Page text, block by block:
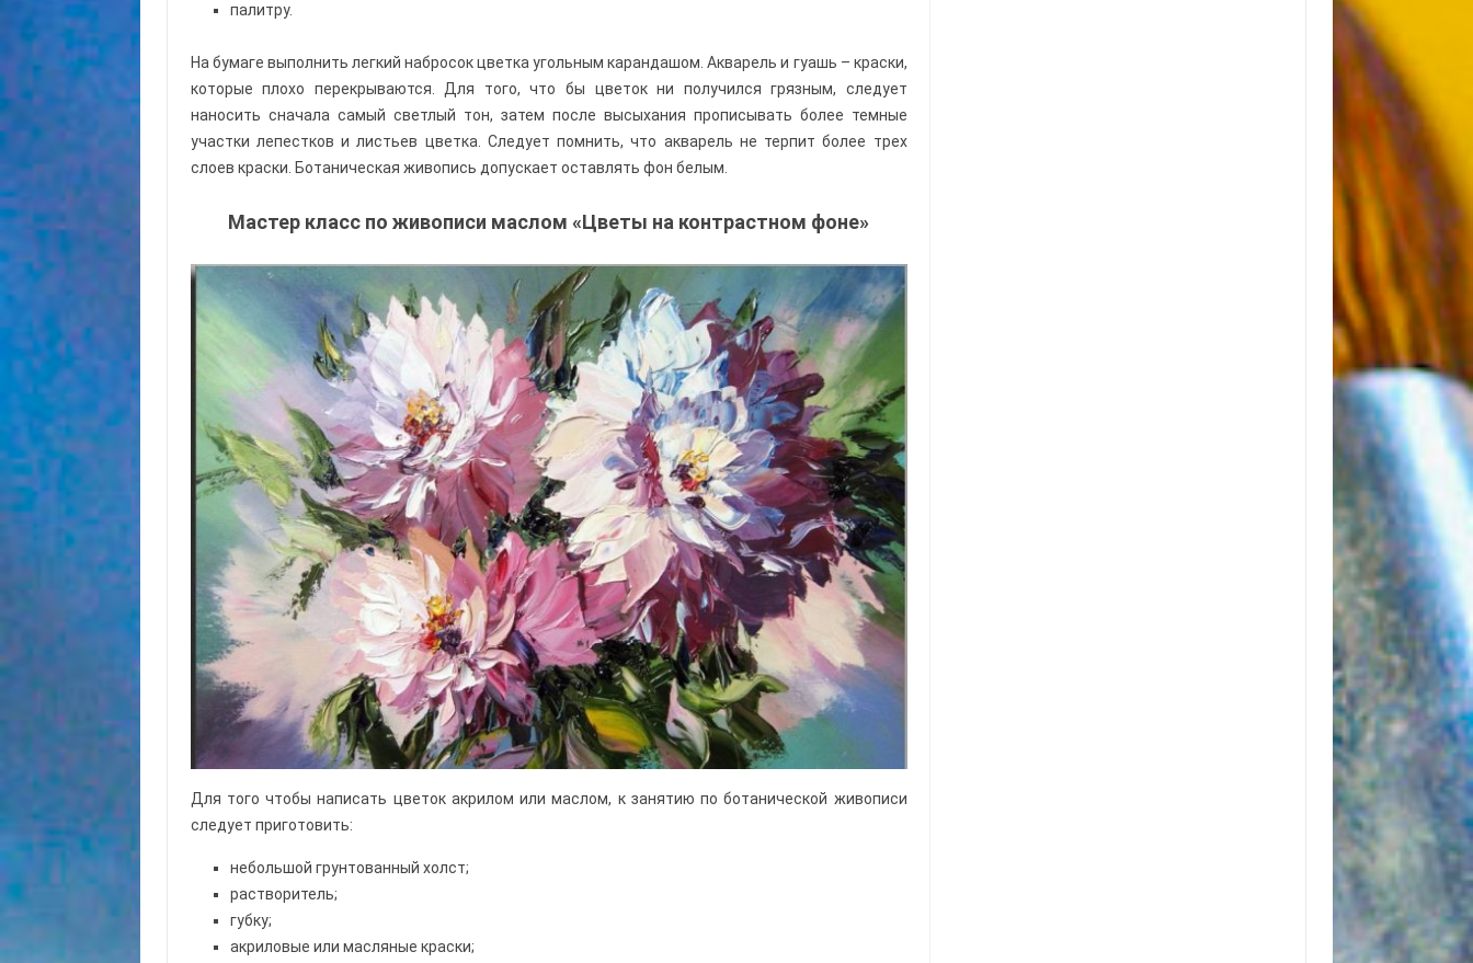
палитру.
На бумаге выполнить легкий набросок цветка угольным карандашом. Акварель и гуашь – краски,
которые плохо перекрываются. Для того, что бы цветок ни получился грязным, следует
наносить сначала самый светлый тон, затем после высыхания прописывать более темные
участки лепестков и листьев цветка. Следует помнить, что акварель не терпит более трех
слоев краски. Ботаническая живопись допускает оставлять фон белым.
Мастер класс по живописи маслом «Цветы на контрастном фоне»
Для того чтобы написать цветок акрилом или маслом, к занятию по ботанической живописи
следует приготовить:
небольшой грунтованный холст;
растворитель;
губку;
акриловые или масляные краски;